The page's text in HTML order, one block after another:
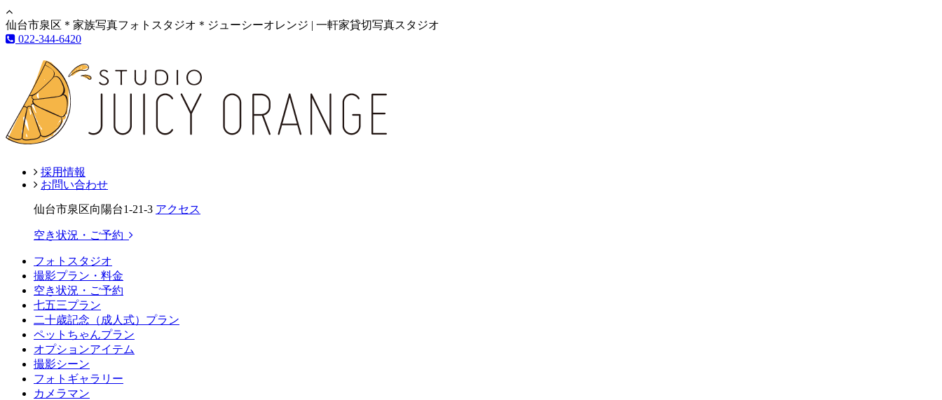
仙台市泉区＊家族写真フォトスタジオ＊ジューシーオレンジ | 一軒家貸切写真スタジオ
022-344-6420
採用情報
お問い合わせ
仙台市泉区向陽台1-21-3 アクセス
空き状況・ご予約
フォトスタジオ
撮影プラン・料金
空き状況・ご予約
七五三プラン
二十歳記念（成人式）プラン
ペットちゃんプラン
オプションアイテム
撮影シーン
フォトギャラリー
カメラマン